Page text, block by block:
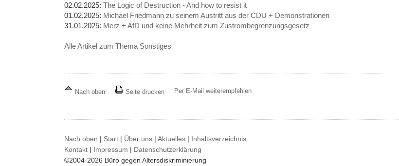
02.02.2025: The Logic of Destruction - And how to resist it
01.02.2025: Michael Friedmann zu seinem Austritt aus der CDU + Demonstrationen
31.01.2025: Merz + AfD und keine Mehrheit zum Zustrombegrenzungsgesetz
Alle Artikel zum Thema Sonstiges
Nach oben Seite drucken Per E-Mail weiterempfehlen
Nach oben | Start | Über uns | Aktuelles | Inhaltsverzeichnis
Kontakt | Impressum | Datenschutzerklärung
©2004-2026 Büro gegen Altersdiskriminierung